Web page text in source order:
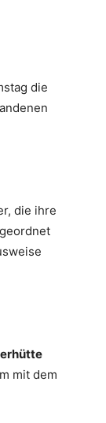
die
die ihre
mit dem